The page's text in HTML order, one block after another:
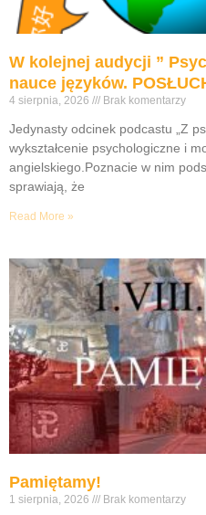
W kolejnej audycji ”
nauce języków.
4 sierpnia, 2026 Brak komentarzy
Jedynasty odcinek podcastu „Z
wykształcenie psychologiczne i
angielskiego.Poznacie w nim
sprawiają, że
Read More »
Pamiętamy!
1 sierpnia, 2026 Brak komentarzy